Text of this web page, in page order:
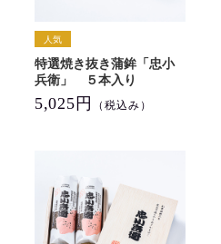
特選焼き抜き蒲鉾「忠小
兵衛」 ５本入り
5,025円 （税込み）